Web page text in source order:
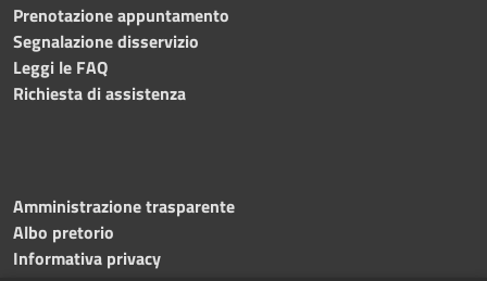
Prenotazione appuntamento
Segnalazione disservizio
Leggi le FAQ
Richiesta di assistenza
Amministrazione trasparente
Albo pretorio
Informativa privacy